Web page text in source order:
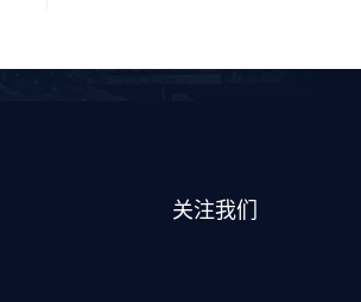
关注我们